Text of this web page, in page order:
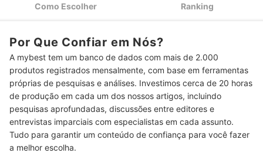
4
Para Maior Resistência no Uso Intenso, Prefira Lanternas
Fabricadas em Alumínio Aeronáutico
6
Para Facilitar o Transporte na Bolsa ou Mochila, Prefira
Lanternas Táticas de Até 100 g
Top 10 Melhores Lanternas Táticas
Perguntas Frequentes sobre Lanterna Tática
Como Escolher Ranking
Por Que Confiar em Nós?
A mybest tem um banco de dados com mais de 2.000
produtos registrados mensalmente, com base em ferramentas
próprias de pesquisas e análises. Investimos cerca de 20 horas
de produção em cada um dos nossos artigos, incluindo
pesquisas aprofundadas, discussões entre editores e
entrevistas imparciais com especialistas em cada assunto.
Tudo para garantir um conteúdo de confiança para você fazer
a melhor escolha.